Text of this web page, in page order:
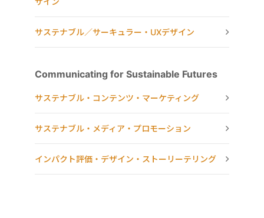
サステナブル／サーキュラー・UXデザイン
Communicating for Sustainable Futures
サステナブル・コンテンツ・マーケティング
サステナブル・メディア・プロモーション
インパクト評価・デザイン・ストーリーテリング